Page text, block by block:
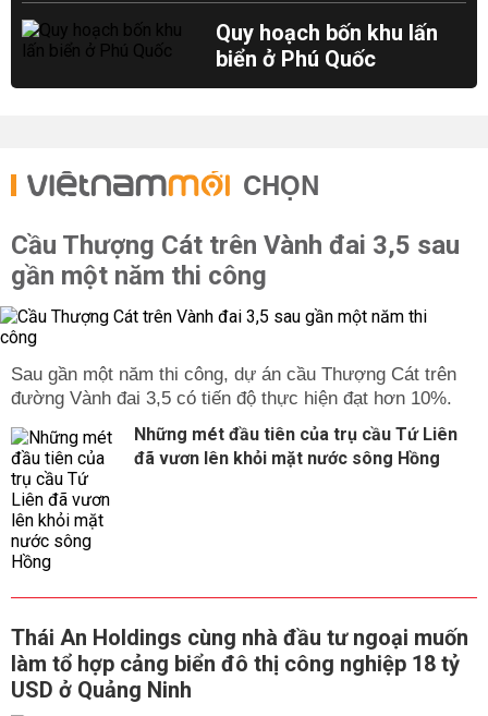
Quy hoạch bốn khu lấn
biển ở Phú Quốc
CHỌN
Cầu Thượng Cát trên Vành đai 3,5 sau
gần một năm thi công
Sau gần một năm thi công, dự án cầu Thượng Cát trên
đường Vành đai 3,5 có tiến độ thực hiện đạt hơn 10%.
Những mét đầu tiên của trụ cầu Tứ Liên
đã vươn lên khỏi mặt nước sông Hồng
Thái An Holdings cùng nhà đầu tư ngoại muốn
làm tổ hợp cảng biển đô thị công nghiệp 18 tỷ
USD ở Quảng Ninh